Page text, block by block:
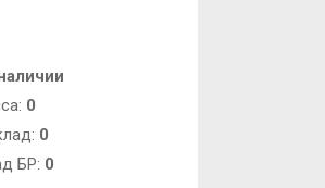
0
0
БР: 0